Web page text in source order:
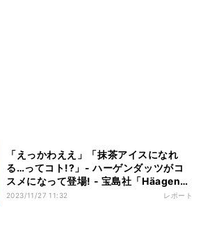
「えっかわええ」「抹茶アイスになれ
る…ってコト!?」- ハーゲンダッツがコ
スメになって登場! - 宝島社「Häagen-
Dazs Cosme Set Boo」
2023/11/27 11:32 レポート